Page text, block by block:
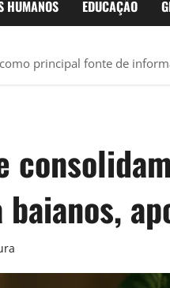
HUMANOS EDUCAÇÃO
principal fonte de